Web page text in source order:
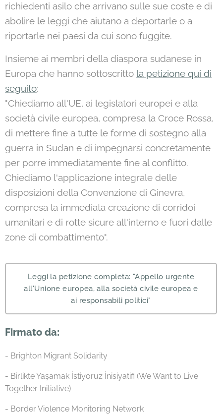
richiedenti asilo che arrivano sulle sue coste e di
abolire le leggi che aiutano a deportarle o a
riportarle nei paesi da cui sono fuggite.
Insieme ai membri della diaspora sudanese in
Europa che hanno sottoscritto la petizione qui di
seguito:
"Chiediamo all'UE, ai legislatori europei e alla
società civile europea, compresa la Croce Rossa,
di mettere fine a tutte le forme di sostegno alla
guerra in Sudan e di impegnarsi concretamente
per porre immediatamente fine al conflitto.
Chiediamo l'applicazione integrale delle
disposizioni della Convenzione di Ginevra,
compresa la immediata creazione di corridoi
umanitari e di rotte sicure all'interno e fuori dalle
zone di combattimento".
Leggi la petizione completa: "Appello urgente
all'Unione europea, alla società civile europea e
ai responsabili politici"
Firmato da:
- Brighton Migrant Solidarity
- Birlikte Yaşamak İstiyoruz İnisiyatifi (We Want to Live
Together Initiative)
- Border Violence Monitoring Network